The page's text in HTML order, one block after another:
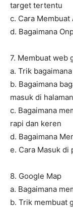
target tertentu
c. Cara
d. Bagaimana
7. Membuat web
a. Trik
b. Bagaimana
masuk di
c. Bagaimana
rapi dan keren
d. Bagaimana
e. Cara Masuk di
8. Google Map
a. Bagaimana
b. Trik membuat